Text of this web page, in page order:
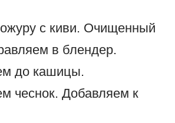
с киви. Очищенный
в блендер.
до кашицы.
чеснок. Добавляем к